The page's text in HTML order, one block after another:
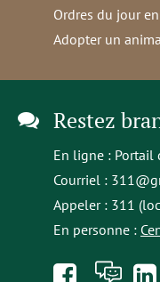
Ordres du jour
Adopter un
Restez
En ligne : Portail
Courriel :
Appeler : 311
En personne :
Like À